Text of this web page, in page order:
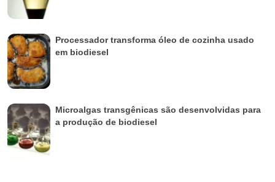
Processador transforma óleo de cozinha usado
em biodiesel
Microalgas transgênicas são desenvolvidas para
a produção de biodiesel